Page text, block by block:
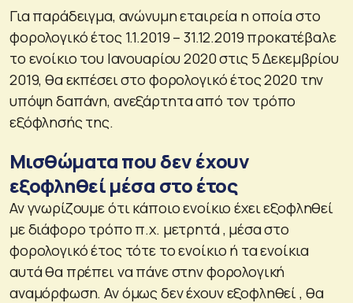
Για παράδειγμα, ανώνυμη εταιρεία η οποία στο
φορολογικό έτος 1.1.2019 – 31.12.2019 προκατέβαλε
το ενοίκιο του Ιανουαρίου 2020 στις 5 Δεκεμβρίου
2019, θα εκπέσει στο φορολογικό έτος 2020 την
υπόψη δαπάνη, ανεξάρτητα από τον τρόπο
εξόφλησής της.
Μισθώματα που δεν έχουν
εξοφληθεί μέσα στο έτος
Αν γνωρίζουμε ότι κάποιο ενοίκιο έχει εξοφληθεί
με διάφορο τρόπο π.χ. μετρητά , μέσα στο
φορολογικό έτος τότε το ενοίκιο ή τα ενοίκια
αυτά θα πρέπει να πάνε στην φορολογική
αναμόρφωση. Αν όμως δεν έχουν εξοφληθεί , θα